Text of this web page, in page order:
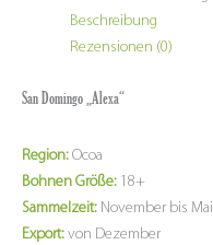
Beschreibung
Rezensionen (0)
San Domingo „Alexa“
Region: Ocoa
Bohnen Größe: 18+
Sammelzeit: November bis Mai
Export: von Dezember